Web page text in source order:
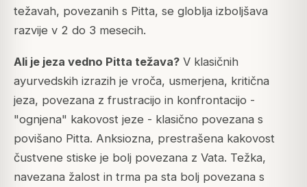
težavah, povezanih s Pitta, se globlja izboljšava
razvije v 2 do 3 mesecih.
Ali je jeza vedno Pitta težava? V klasičnih
ayurvedskih izrazih je vroča, usmerjena, kritična
jeza, povezana z frustracijo in konfrontacijo -
"ognjena" kakovost jeze - klasično povezana s
povišano Pitta. Anksiozna, prestrašena kakovost
čustvene stiske je bolj povezana z Vata. Težka,
navezana žalost in trma pa sta bolj povezana s